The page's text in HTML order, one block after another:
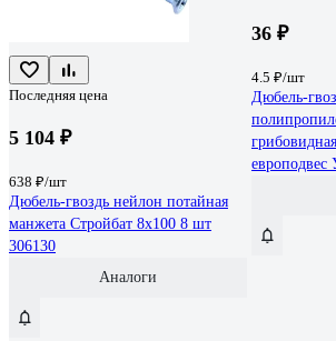
Последняя цена
5 104 ₽
638 ₽/шт
Дюбель-гвоздь нейлон потайная
манжета Стройбат 8x100 8 шт
306130
Аналоги
36 ₽
4.5 ₽/шт
Дюбель-
европодвес